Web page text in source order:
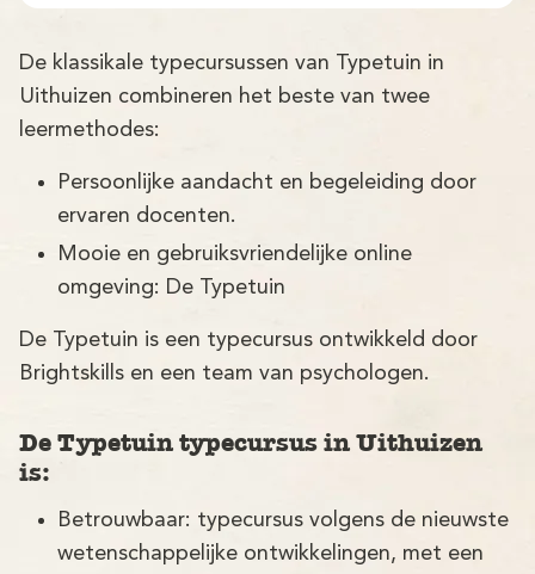
Demo
Aanmelden
De klassikale typecursussen van Typetuin in
Uithuizen combineren het beste van twee
leermethodes:
Persoonlijke aandacht en begeleiding door
ervaren docenten.
Mooie en gebruiksvriendelijke online
omgeving: De Typetuin
De Typetuin is een typecursus ontwikkeld door
Brightskills en een team van psychologen.
De Typetuin typecursus in Uithuizen
is:
Betrouwbaar: typecursus volgens de nieuwste
wetenschappelijke ontwikkelingen, met een